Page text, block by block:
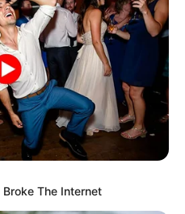
The Internet